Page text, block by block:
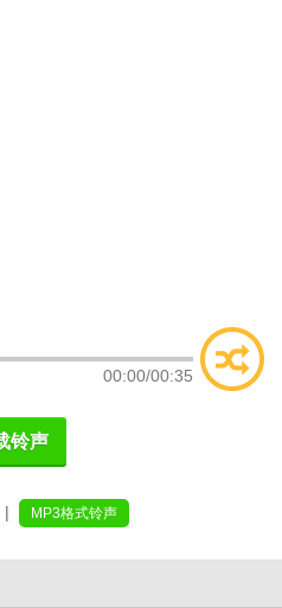
00:00/00:35
铃声
| MP3格式铃声